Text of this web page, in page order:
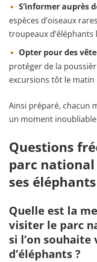
S’informer auprès
espèces d’oiseaux
troupeaux d’éléphants
Opter pour des
protéger de la
excursions tôt le matin
Ainsi préparé, chacun
un moment
Questions
parc
ses éléphants
Quelle est la
visiter le parc
si l’on
d’éléphants ?